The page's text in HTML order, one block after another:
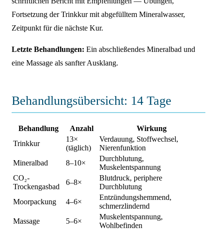
Fortsetzung der Trinkkur mit abgefülltem Mineralwasser,
Zeitpunkt für die nächste Kur.
Letzte Behandlungen: Ein abschließendes Mineralbad und
eine Massage als sanfter Ausklang.
Behandlungsübersicht: 14 Tage
Behandlung Anzahl
Wirkung
Trinkkur
13×
(täglich)
Verdauung, Stoffwechsel,
Nierenfunktion
Mineralbad
8–10×
Durchblutung,
Muskelentspannung
CO₂-
Trockengasbad
6–8×
Blutdruck, periphere
Durchblutung
Moorpackung
4–6×
Entzündungshemmend,
schmerzlindernd
Massage
5–6×
Muskelentspannung,
Wohlbefinden